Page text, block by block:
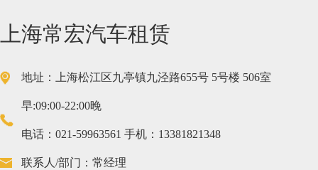
上海常宏汽车租赁
地址：上海松江区九亭镇九泾路655号 5号楼 506室
早:09:00-22:00晚
电话：021-59963561 手机：13381821348
联系人/部门：常经理